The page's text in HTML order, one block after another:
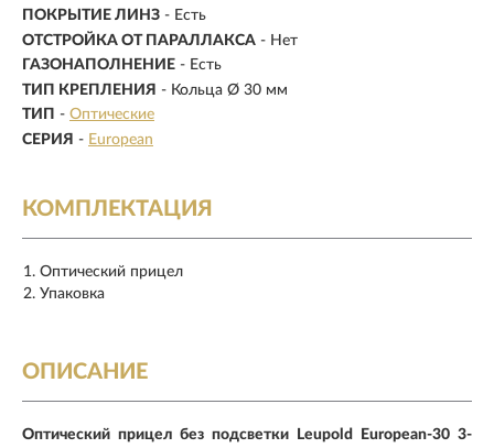
ПОКРЫТИЕ ЛИНЗ - Есть
ОТСТРОЙКА ОТ ПАРАЛЛАКСА - Нет
ГАЗОНАПОЛНЕНИЕ - Есть
ТИП КРЕПЛЕНИЯ - Кольца Ø 30 мм
ТИП - Оптические
СЕРИЯ - European
КОМПЛЕКТАЦИЯ
Оптический прицел
Упаковка
ОПИСАНИЕ
Оптический прицел без подсветки Leupold European-30 3-